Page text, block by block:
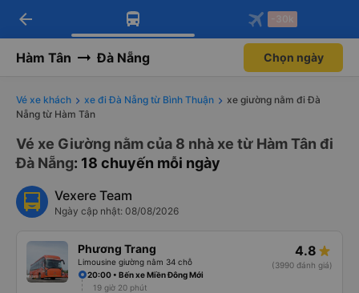
Tải app Vexere ngay!
Nhận ưu đãi thành viên độc
Mở app
Tải app Vexere
-30k/ghế khi đặt vé máy bay qua
Mở app
arrow_back -30k
Hàm Tân Đà Nẵng Chọn ngày
Vé xe khách xe đi Đà Nẵng từ Bình Thuận
xe giường nằm đi Đà
Nẵng từ Hàm Tân
Vé xe Giường nằm của 8 nhà xe từ Hàm Tân đi
Đà Nẵng: 18 chuyến mỗi ngày
Vexere Team
Ngày cập nhật: 08/08/2026
Phương Trang
Limousine giường nằm 34 chỗ
4.8
(3990 đánh giá)
20:00 • Bến xe Miền Đông Mới
19 giờ 20 phút